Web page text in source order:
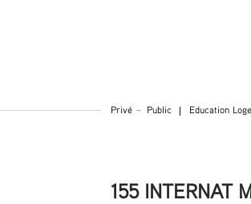
Privé Public Education
155 INTERNAT